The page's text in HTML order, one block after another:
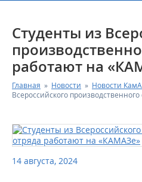
КАТАЛОГ АВТОТЕХНИКИ
СЕРВИС И ГАРАНТИЙНЫЕ
РЕМОНТ ДВИГАТЕЛЕЙ КАМАЗ
Студенты из
работают на
Главная » Новости » Новости
Всероссийского
14 августа, 2024